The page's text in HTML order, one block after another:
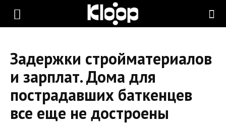
KLOOP.KG
Новости
Задержки стройматериалов
и зарплат. Дома для
пострадавших баткенцев
все еще не достроены